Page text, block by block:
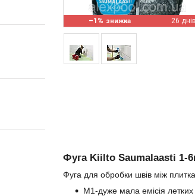
–1% 26 днів
Фуга Kiilto Saumalaasti 1-
Фуга для обробки швів між
М1-дуже мала емісія летких